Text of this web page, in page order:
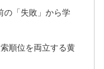
の「失敗」から学
順位を両立する黄